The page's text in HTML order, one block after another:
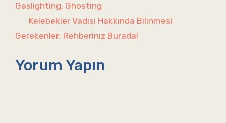
Gaslighting, Ghosting
Kelebekler Vadisi Hakkında Bilinmesi
Gerekenler: Rehberiniz Burada!
Yorum Yapın